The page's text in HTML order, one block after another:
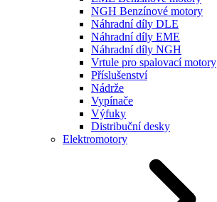
NGH Benzínové motory
Náhradní díly DLE
Náhradní díly EME
Náhradní díly NGH
Vrtule pro spalovací motory
Příslušenství
Nádrže
Vypínače
Výfuky
Distribuční desky
Elektromotory